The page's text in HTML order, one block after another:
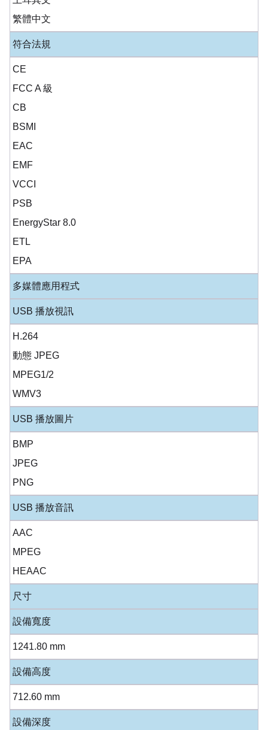
繁體中文
符合法規
CE
FCC A 級
CB
BSMI
EAC
EMF
VCCI
PSB
EnergyStar 8.0
ETL
EPA
多媒體應用程式
USB 播放視訊
H.264
動態 JPEG
MPEG1/2
WMV3
USB 播放圖片
BMP
JPEG
PNG
USB 播放音訊
AAC
MPEG
HEAAC
尺寸
設備寬度
1241.80 mm
設備高度
712.60 mm
設備深度